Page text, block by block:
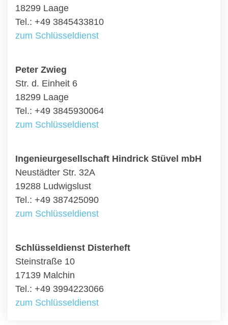
18299 Laage
Tel.: +49 3845433810
zum Schlüsseldienst
Peter Zwieg
Str. d. Einheit 6
18299 Laage
Tel.: +49 3845930064
zum Schlüsseldienst
Ingenieurgesellschaft Hindrick Stüvel mbH
Neustädter Str. 32A
19288 Ludwigslust
Tel.: +49 387425090
zum Schlüsseldienst
Schlüsseldienst Disterheft
Steinstraße 10
17139 Malchin
Tel.: +49 3994223066
zum Schlüsseldienst